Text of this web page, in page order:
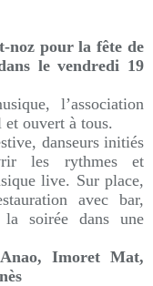
noz pour la fête de
le vendredi 19
l’association
ouvert à tous.
danseurs initiés
les rythmes et
live. Sur place,
avec bar,
la soirée dans une
Imoret Mat,